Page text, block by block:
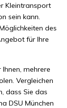
Kleintransport
sein kann.
des
für Ihre
mehrere
Vergleichen
dass Sie das
DSU München